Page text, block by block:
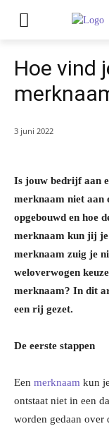
Hoe vind
3 juni 2022
Is jouw bedrijf aan
merknaam niet aan
opgebouwd en hoe
merknaam kun jij je
merknaam zuig je
weloverwogen
merknaam? In dit
een rij gezet.
De eerste stappen
Een merknaam kun
ontstaat niet in een
worden gedaan over